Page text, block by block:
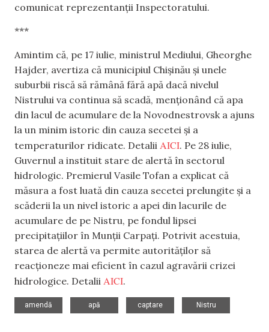
comunicat reprezentanții Inspectoratului.
***
Amintim că, pe 17 iulie, ministrul Mediului, Gheorghe
Hajder, avertiza că municipiul Chișinău și unele
suburbii riscă să rămână fără apă dacă nivelul
Nistrului va continua să scadă, menționând că apa
din lacul de acumulare de la Novodnestrovsk a ajuns
la un minim istoric din cauza secetei și a
temperaturilor ridicate. Detalii AICI. Pe 28 iulie,
Guvernul a instituit stare de alertă în sectorul
hidrologic. Premierul Vasile Tofan a explicat că
măsura a fost luată din cauza secetei prelungite și a
scăderii la un nivel istoric a apei din lacurile de
acumulare de pe Nistru, pe fondul lipsei
precipitațiilor în Munții Carpați. Potrivit acestuia,
starea de alertă va permite autorităților să
reacționeze mai eficient în cazul agravării crizei
hidrologice. Detalii AICI.
amendă
apă
captare
Nistru